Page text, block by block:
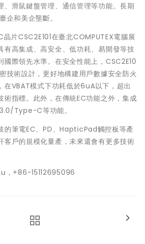
、滑鼠鍵盤管理、通信管理等功能。長期
企和美企壟斷。
片CSC2E101在臺北COMPUTEX電腦展
有高集成、高安全、低功耗、易開發等技
國際領先水準。在安全性能上，CSC2E10
技術設計，更好地構建用戶數據安全防火
在VBAT模式下功耗低於6uA以下，超出
術指標。此外，在傳統EC功能之外，集成
Type-C等功能。
的筆電EC、PD、HapticPad觸控板等產
客戶的規模化量產，未來還會有更多技術
，+86-15112695096